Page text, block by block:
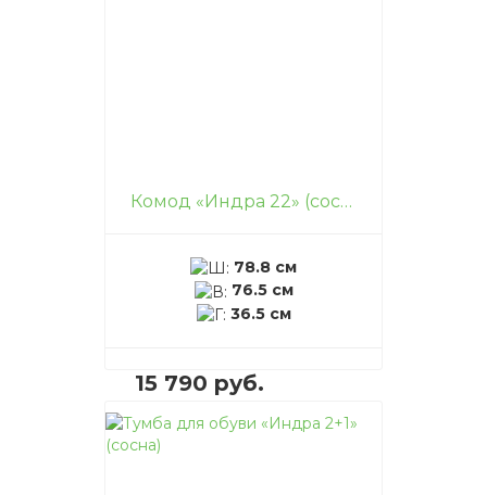
Комод «Индра 22» (сосна)
78.8 см
76.5 см
36.5 см
15 790 руб.
–